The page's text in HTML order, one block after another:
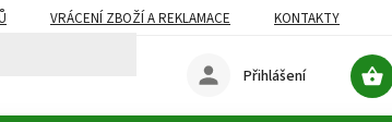
VRÁCENÍ ZBOŽÍ A REKLAMACE
KONTAKTY
Přihlášení